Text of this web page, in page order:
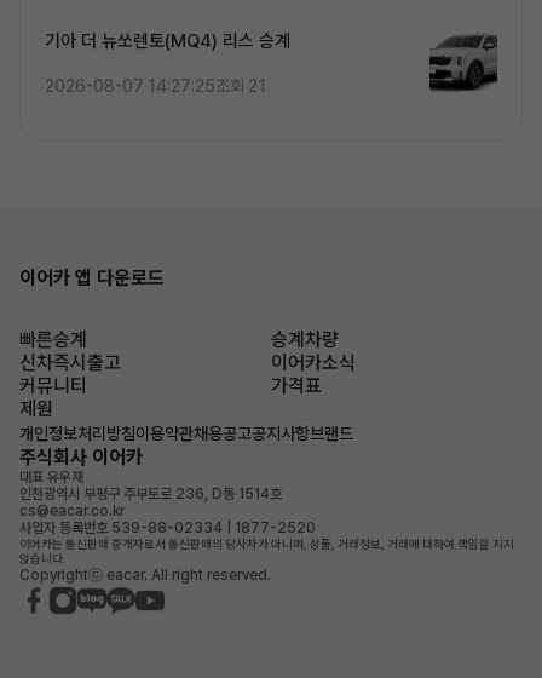
기아 더 뉴쏘렌토(MQ4) 리스 승계
2026-08-07 14:27:25조회 21
이어카 앱 다운로드
빠른승계
승계차량
신차즉시출고
이어카소식
커뮤니티
가격표
제원
개인정보처리방침이용약관채용공고공지사항브랜드
주식회사 이어카
대표 유우재
인천광역시 부평구 주부토로 236, D동 1514호
cs@eacar.co.kr
사업자 등록번호 539-88-02334 | 1877-2520
이어카는 통신판매 중개자로서 통신판매의 당사자가 아니며, 상품, 거래정보, 거래에 대하여 책임을 지지
않습니다.
Copyrightⓒ eacar. All right reserved.